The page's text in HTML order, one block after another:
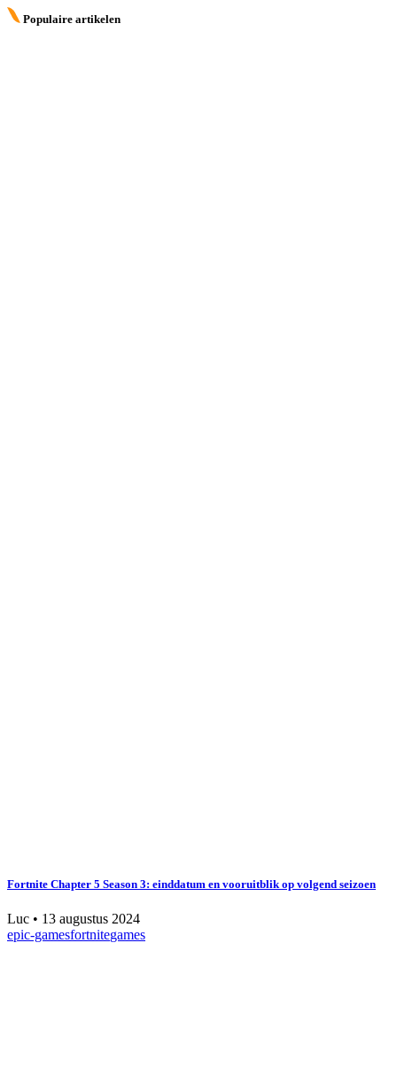
Populaire artikelen
Fortnite Chapter 5 Season 3: einddatum en vooruitblik op volgend seizoen
Luc • 13 augustus 2024
epic-gamesfortnitegames